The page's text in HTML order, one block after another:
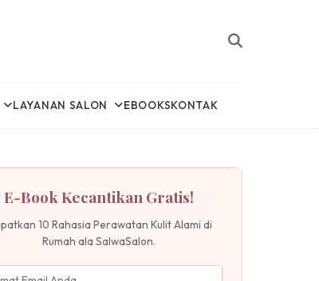
LAYANAN SALON EBOOKSKONTAK
E-Book Kecantikan Gratis!
10 Rahasia Perawatan Kulit Alami di
Rumah ala SalwaSalon.